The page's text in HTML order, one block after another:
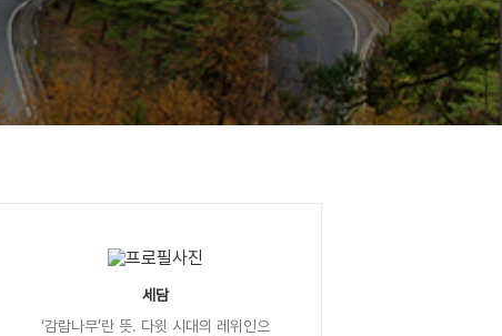
세담
‘감람나무’란 뜻. 다윗 시대의 레위인으